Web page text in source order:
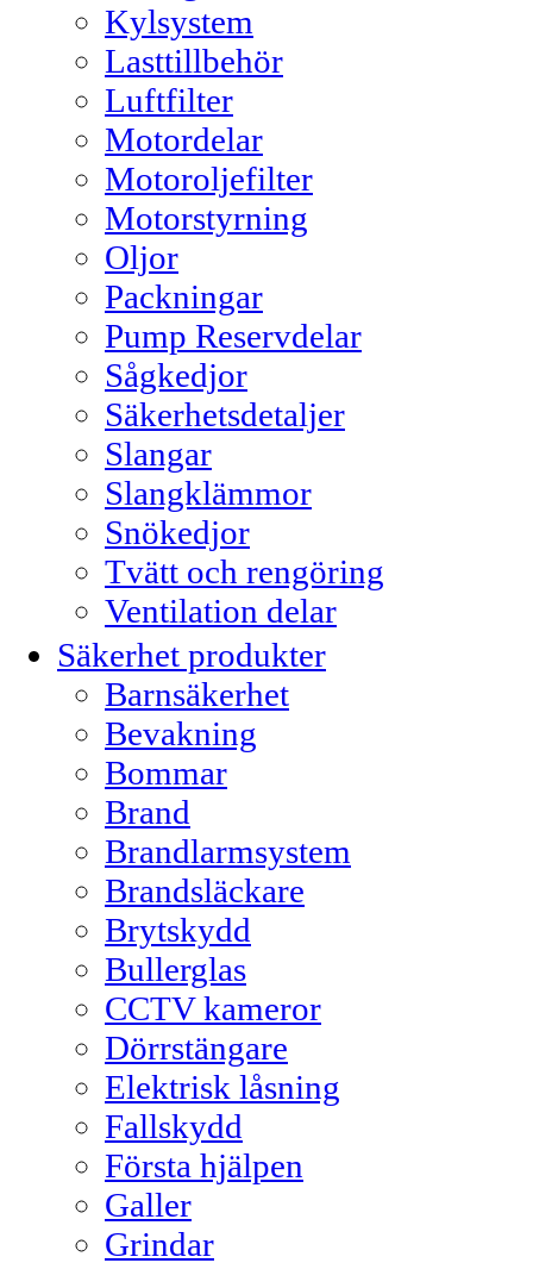
Kylsystem
Lasttillbehör
Luftfilter
Motordelar
Motoroljefilter
Motorstyrning
Oljor
Packningar
Pump Reservdelar
Sågkedjor
Säkerhetsdetaljer
Slangar
Slangklämmor
Snökedjor
Tvätt och rengöring
Ventilation delar
Säkerhet produkter
Barnsäkerhet
Bevakning
Bommar
Brand
Brandlarmsystem
Brandsläckare
Brytskydd
Bullerglas
CCTV kameror
Dörrstängare
Elektrisk låsning
Fallskydd
Första hjälpen
Galler
Grindar